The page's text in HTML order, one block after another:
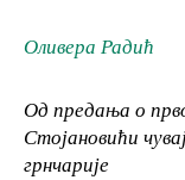
Оливера Радић
Од предања о
Стојановићи
грнчарије